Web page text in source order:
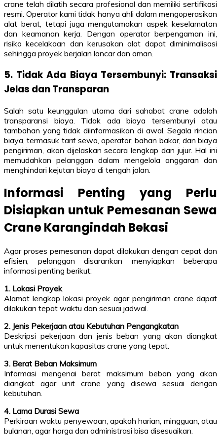
crane telah dilatih secara profesional dan memiliki sertifikasi
resmi. Operator kami tidak hanya ahli dalam mengoperasikan
alat berat, tetapi juga mengutamakan aspek keselamatan
dan keamanan kerja. Dengan operator berpengaman ini,
risiko kecelakaan dan kerusakan alat dapat diminimalisasi
sehingga proyek berjalan lancar dan aman.
5. Tidak Ada Biaya Tersembunyi: Transaksi
Jelas dan Transparan
Salah satu keunggulan utama dari sahabat crane adalah
transparansi biaya. Tidak ada biaya tersembunyi atau
tambahan yang tidak diinformasikan di awal. Segala rincian
biaya, termasuk tarif sewa, operator, bahan bakar, dan biaya
pengiriman, akan dijelaskan secara lengkap dan jujur. Hal ini
memudahkan pelanggan dalam mengelola anggaran dan
menghindari kejutan biaya di tengah jalan.
Informasi Penting yang Perlu
Disiapkan untuk Pemesanan Sewa
Crane Karangindah Bekasi
Agar proses pemesanan dapat dilakukan dengan cepat dan
efisien, pelanggan disarankan menyiapkan beberapa
informasi penting berikut:
1. Lokasi Proyek
Alamat lengkap lokasi proyek agar pengiriman crane dapat
dilakukan tepat waktu dan sesuai jadwal.
2. Jenis Pekerjaan atau Kebutuhan Pengangkatan
Deskripsi pekerjaan dan jenis beban yang akan diangkat
untuk menentukan kapasitas crane yang tepat.
3. Berat Beban Maksimum
Informasi mengenai berat maksimum beban yang akan
diangkat agar unit crane yang disewa sesuai dengan
kebutuhan.
4. Lama Durasi Sewa
Perkiraan waktu penyewaan, apakah harian, mingguan, atau
bulanan, agar harga dan administrasi bisa disesuaikan.